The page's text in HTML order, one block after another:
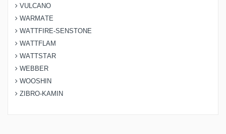
VULCANO
WARMATE
WATTFIRE-SENSTONE
WATTFLAM
WATTSTAR
WEBBER
WOOSHIN
ZIBRO-KAMIN